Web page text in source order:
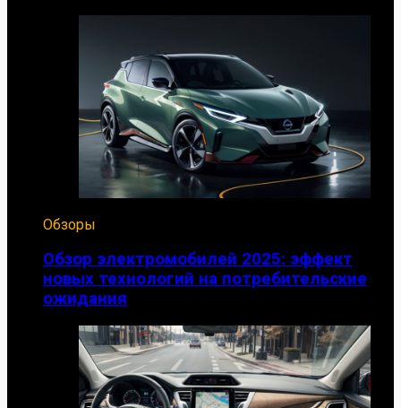
Обзоры
Обзор электромобилей 2025: эффект
новых технологий на потребительские
ожидания